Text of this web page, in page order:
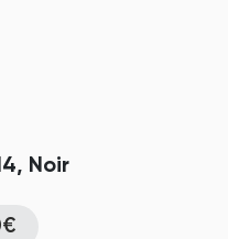
Noir